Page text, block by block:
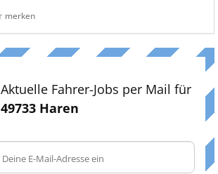
merken
Aktuelle Fahrer-Jobs per Mail für
49733 Haren